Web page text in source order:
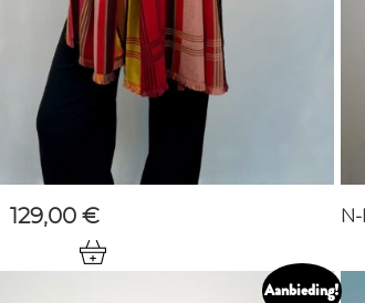
129,00 € N-
Aanbieding!